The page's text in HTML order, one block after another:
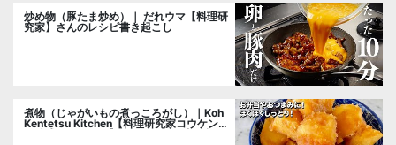
炒め物（豚たま炒め）｜ だれウマ【料理研
究家】さんのレシピ書き起こし
煮物（じゃがいもの煮っころがし）｜Koh
Kentetsu Kitchen【料理研究家コウケンテ